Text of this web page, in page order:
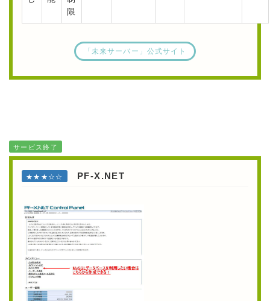
限
「未来サーバー」公式サイト
サービス終了
★★★☆☆ PF-X.NET